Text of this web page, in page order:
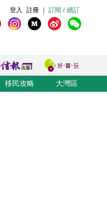
訂閱 / 續訂
註冊
登入
移民攻略 大灣區